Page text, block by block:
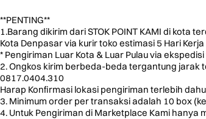
**PENTING**
1.Barang dikirim dari STOK POINT KAMI di kota
Kota Denpasar via kurir toko estimasi 5 Hari Kerja
* Pengiriman Luar Kota & Luar Pulau via
2. Ongkos kirim berbeda-beda tergantung jarak
0817.0404.310
Harap Konfirmasi lokasi pengiriman terlebih
3. Minimum order per transaksi adalah 10 box
4. Untuk Pengiriman di Marketplace Kami hanya